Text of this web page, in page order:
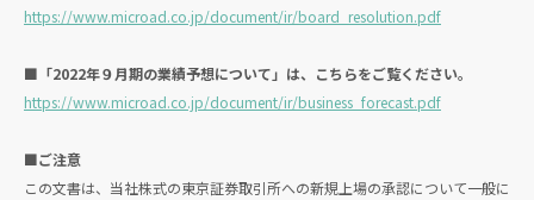
https://www.microad.co.jp/document/ir/board_resolution.pdf
■「2022年９月期の業績予想について」は、こちらをご覧ください。
https://www.microad.co.jp/document/ir/business_forecast.pdf
■ご注意
この文書は、当社株式の東京証券取引所への新規上場の承認について一般に